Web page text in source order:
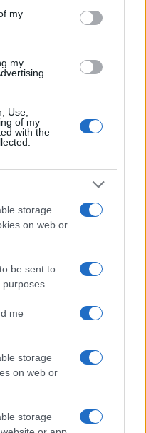
my
my
Use,
of my
with the
storage
on web or
be sent to
me
storage
on web or
storage
Forze
sarebbero più utili
più avanti). Inoltre,
fra cittadini e
frattura sociale fra
green pass serva
la Spagna è un
latitudine e indole
bisogno del green
vaccinarsi ben più
che il green pass
per il virus, se
la durata forse
una caccia al capro